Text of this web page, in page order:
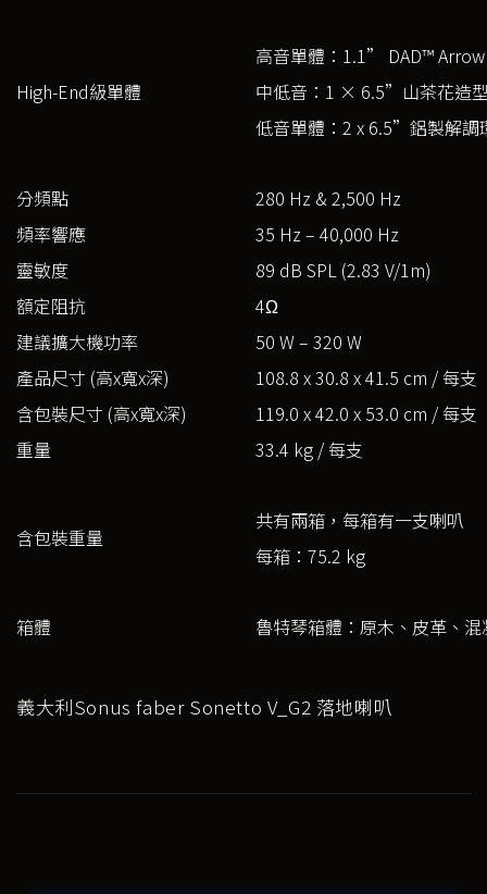
High-End級單體
高音單體：1.1” DAD™
中低音：1 × 6.5”山茶花造
低音單體：2 x 6.5”鋁製解調
分頻點
280 Hz & 2,500 Hz
頻率響應
35 Hz – 40,000 Hz
靈敏度
89 dB SPL (2.83 V/1m)
額定阻抗
4Ω
建議擴大機功率
50 W – 320 W
產品尺寸 (高x寬x深)
108.8 x 30.8 x 41.5 cm / 每支
含包裝尺寸 (高x寬x深)
119.0 x 42.0 x 53.0 cm / 每支
重量
33.4 kg / 每支
含包裝重量
共有兩箱，每箱有一支喇叭
每箱：75.2 kg
箱體 魯特琴箱體：原木、皮革、混
義大利Sonus faber Sonetto V_G2 落地喇叭